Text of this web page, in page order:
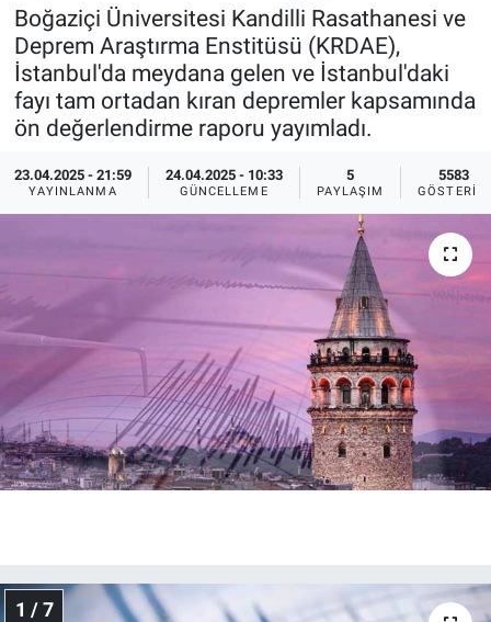
Boğaziçi Üniversitesi Kandilli Rasathanesi ve
Deprem Araştırma Enstitüsü (KRDAE),
İstanbul'da meydana gelen ve İstanbul'daki
fayı tam ortadan kıran depremler kapsamında
ön değerlendirme raporu yayımladı.
23.04.2025 - 21:59
YAYINLANMA
24.04.2025 - 10:33
GÜNCELLEME
5
PAYLAŞIM
5583
GÖSTERIM
1 / 7
Dünya
Ege Saati
Ege'den Esintiler
Forum
Gerçeğin İzinde
Gün Başlıyor
Gün Ortası
Spor
Yayın Akışı
İletişim
Son Dakika Haberleri
Haber Arşivi